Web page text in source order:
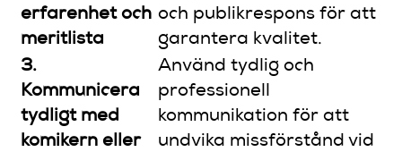
erfarenhet och
meritlista
och publikrespons för att
garantera kvalitet.
3.
Kommunicera
tydligt med
komikern eller
Använd tydlig och
professionell
kommunikation för att
undvika missförstånd vid